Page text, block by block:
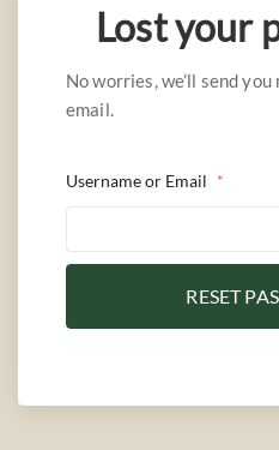
Lost your
No worries, we’ll send
email.
Username or Email *